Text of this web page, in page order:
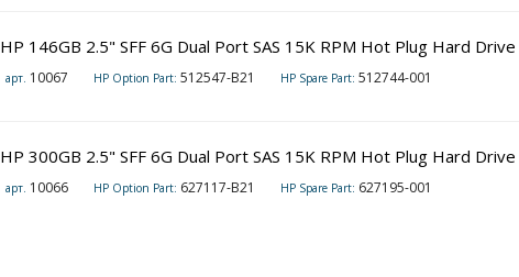
HP 146GB 2.5" SFF 6G Dual Port SAS 15K RPM Hot Plug Hard Drive
арт. 10067 HP Option Part: 512547-B21 HP Spare Part: 512744-001
HP 300GB 2.5" SFF 6G Dual Port SAS 15K RPM Hot Plug Hard Drive
арт. 10066 HP Option Part: 627117-B21 HP Spare Part: 627195-001